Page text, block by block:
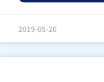
2019-05-20